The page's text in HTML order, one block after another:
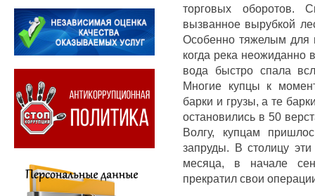
торговых оборотов.
вызванное вырубкой
Особенно тяжелым для
когда река неожиданно
вода быстро спала
Многие купцы к
барки и грузы, а те
остановились в 50
Волгу, купцам
запруды. В столицу
месяца, в начале
прекратил свои